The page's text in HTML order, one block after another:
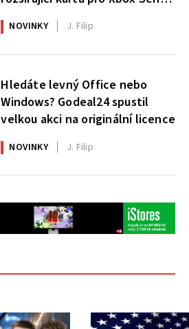
X|S
NOVINKY J. Filip
Hledáte levný Office nebo
Windows? Godeal24 spustil
velkou akci na originální licence
NOVINKY J. Filip